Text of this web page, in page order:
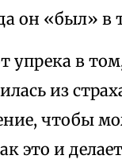
он «был» в
упрека в
из
чтобы
это и